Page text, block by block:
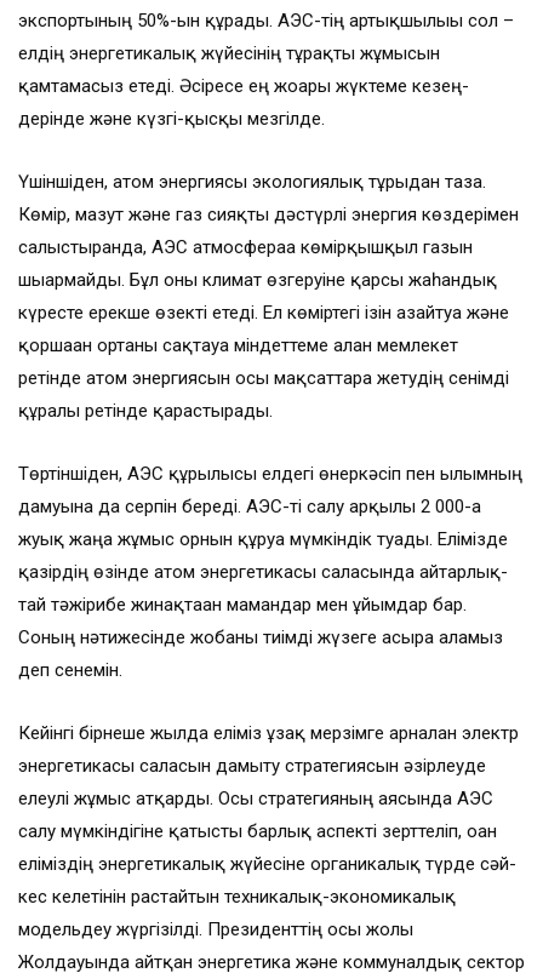
экспортының 50%-ын құрады. АЭС-тің артықшылығы сол –
ел­дің энергетикалық жүйесінің тұрақты жұмысын
қамтамасыз етеді. Әсіресе ең жоғары жүктеме кезең­
дерінде және күзгі-қысқы мезгілде.
Үшіншіден, атом энергиясы экологиялық тұрғыдан таза.
Көмір, мазут және газ сияқты дәстүрлі энергия көздерімен
салыстырғанда, АЭС атмосфераға көмірқышқыл газын
шығармайды. Бұл оны климат өзгеруіне қарсы жаһандық
күресте ерекше өзекті етеді. Ел көміртегі ізін азайтуға және
қоршаған ортаны сақтауға міндеттеме алған мемлекет
ретінде атом энергиясын осы мақсаттарға жетудің сенімді
құралы ретінде қарастырады.
Төртіншіден, АЭС құрылысы елдегі өнеркәсіп пен ғылымның
дамуына да серпін береді. АЭС-ті салу арқылы 2 000-ға
жуық жаңа жұмыс орнын құруға мүмкіндік туа­ды. Елімізде
қазірдің өзінде атом энергетикасы саласында айтар­лық­
тай тәжірибе жинақтаған мамандар мен ұйымдар бар.
Соның нәтижесінде жобаны тиімді жүзеге асыра аламыз
деп сенемін.
Кейінгі бірнеше жылда еліміз ұзақ мерзімге ар­нал­ған электр
энергетикасы са­ласын дамыту стратегиясын әзірлеуде
елеулі жұмыс ат­қарды. Осы стратегияның аясында АЭС
салу мүмкіндігіне қатысты барлық аспекті зерттеліп, оған
еліміздің энергетикалық жү­йесіне органикалық түрде сәй­
кес келетінін растайтын техни­ка­лық-экономикалық
модельдеу жүргізілді. Президенттің осы жолғы
Жолдауында айтқан энергетика және коммуналдық сектор